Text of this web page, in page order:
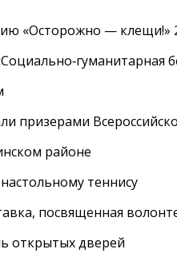
«Осторожно — клещи!»
призерами
районе
теннису
посвященная
открытых дверей